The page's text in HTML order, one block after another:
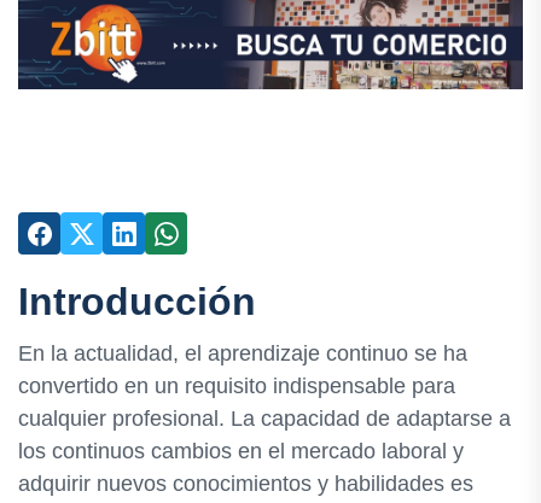
Introducción
En la actualidad, el aprendizaje continuo se ha
convertido en un requisito indispensable para
cualquier profesional. La capacidad de adaptarse a
los continuos cambios en el mercado laboral y
adquirir nuevos conocimientos y habilidades es